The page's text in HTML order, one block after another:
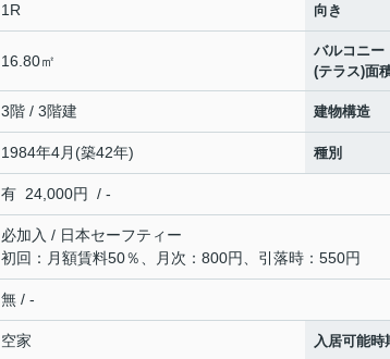
1R 向き
16.80㎡
バルコニー
(テラス)面
3階 / 3階建 建物構造
1984年4月(築42年) 種別
有 24,000円 / -
必加入 / 日本セーフティー
初回：月額賃料50％、月次：800円、引落時：550円
無 / -
空家 入居可能時